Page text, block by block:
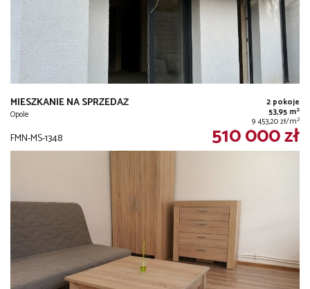
MIESZKANIE NA SPRZEDAŻ
Opole
2 pokoje
53,95 m2
9 453,20 zł/m2
FMN-MS-1348 510 000 zł